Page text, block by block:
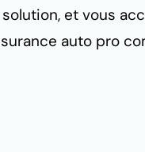
et vous
auto pro